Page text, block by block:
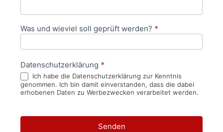
Was und wieviel soll geprüft werden? *
Datenschutzerklärung *
Ich habe die Datenschutzerklärung zur Kenntnis
genommen. Ich bin damit einverstanden, dass die dabei
erhobenen Daten zu Werbezwecken verarbeitet werden.
Senden